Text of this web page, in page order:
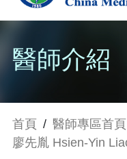
醫師介紹
首頁 / 醫師專區首頁
廖先胤 Hsien-Yin